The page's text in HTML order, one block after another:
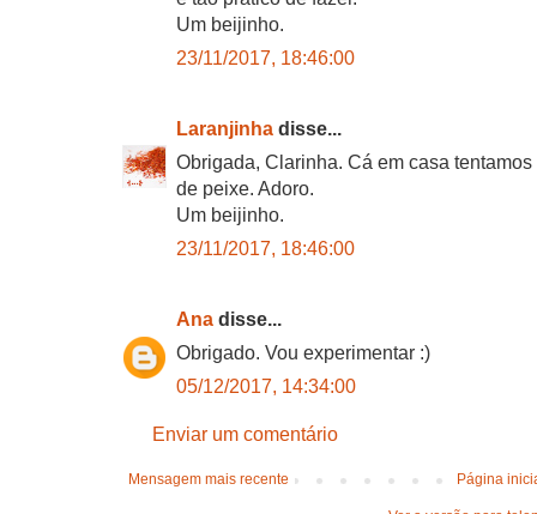
Um beijinho.
23/11/2017, 18:46:00
Laranjinha disse...
Obrigada, Clarinha. Cá em casa
de peixe. Adoro.
Um beijinho.
23/11/2017, 18:46:00
Ana disse...
Obrigado. Vou experimentar :)
05/12/2017, 14:34:00
Enviar um comentário
Mensagem mais recente Página